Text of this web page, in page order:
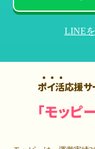
LINE
ポイ活応援サ
「モッピ